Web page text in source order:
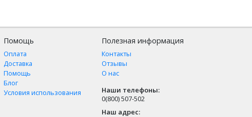
Помощь
Оплата
Доставка
Помощь
Блог
Условия использования
Полезная информация
Контакты
Отзывы
О нас
Наши телефоны:
0(800) 507-502
Наш адрес: